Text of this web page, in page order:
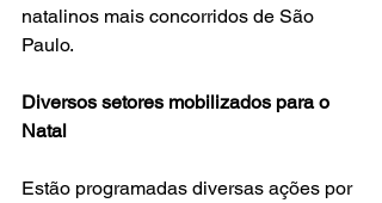
natalinos mais concorridos de São
Paulo.
Diversos setores mobilizados para o
Natal
Estão programadas diversas ações por